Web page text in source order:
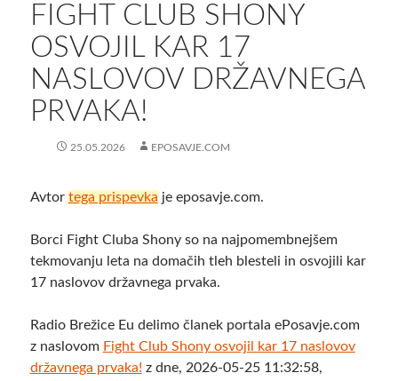
FIGHT CLUB SHONY
OSVOJIL KAR 17
NASLOVOV DRŽAVNEGA
PRVAKA!
25.05.2026 EPOSAVJE.COM
Avtor tega prispevka je eposavje.com.
Borci Fight Cluba Shony so na najpomembnejšem
tekmovanju leta na domačih tleh blesteli in osvojili kar
17 naslovov državnega prvaka.
Radio Brežice Eu delimo članek portala ePosavje.com
z naslovom Fight Club Shony osvojil kar 17 naslovov
državnega prvaka! z dne, 2026-05-25 11:32:58,